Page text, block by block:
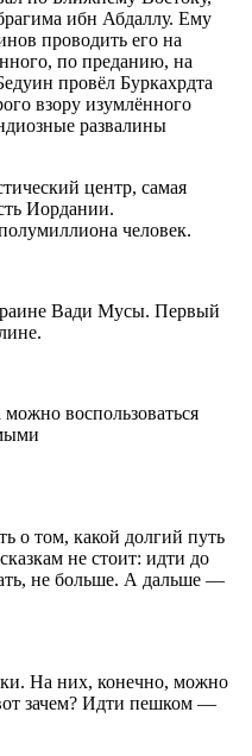
ибн Абдаллу. Ему
проводить его на
по преданию, на
провёл Буркахрдта
взору изумлённого
развалины
центр, самая
Иордании.
человек.
Вади Мусы. Первый
воспользоваться
о том, какой долгий путь
не стоит: идти до
не больше. А дальше —
На них, конечно, можно
зачем? Идти пешком —